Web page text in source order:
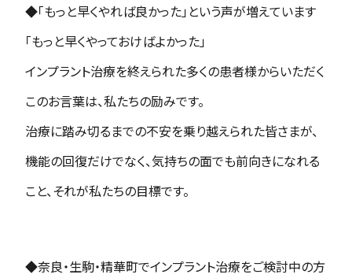
◆「もっと早くやれば良かった」という声が増えています
「もっと早くやっておけばよかった」
インプラント治療を終えられた多くの患者様からいただく
このお言葉は、私たちの励みです。
治療に踏み切るまでの不安を乗り越えられた皆さまが、
機能の回復だけでなく、気持ちの面でも前向きになれる
こと、それが私たちの目標です。
◆奈良・生駒・精華町でインプラント治療をご検討中の方